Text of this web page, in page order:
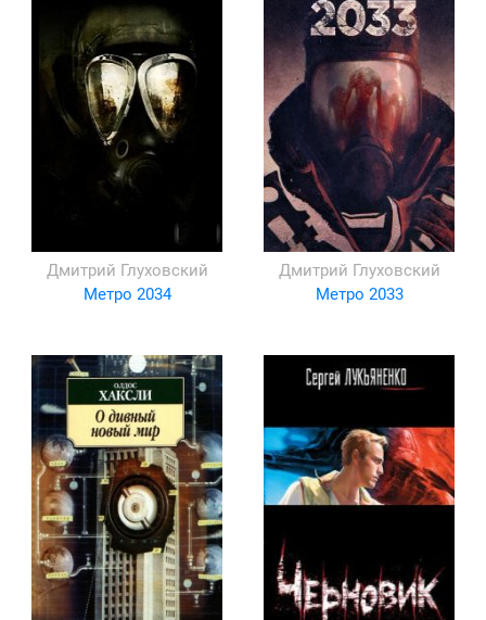
Дмитрий Глуховский
Метро 2034
Дмитрий Глуховский
Метро 2033